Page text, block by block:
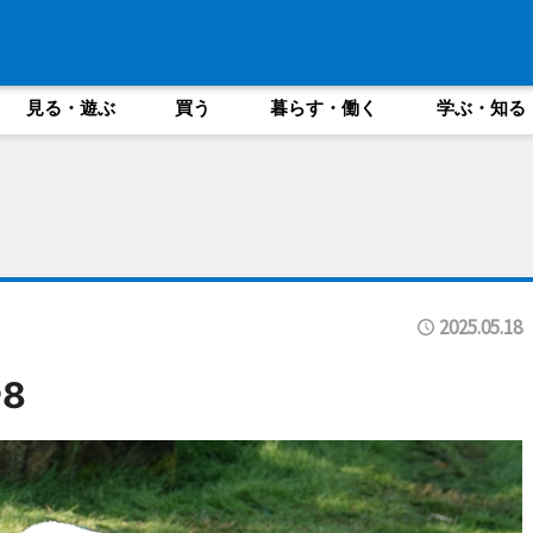
見る・遊ぶ 買う 暮らす・働く 学ぶ・知る
2025.05.18